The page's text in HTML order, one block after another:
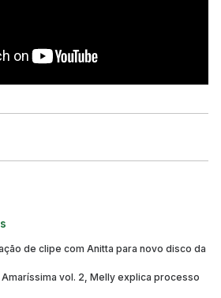
de clipe com Anitta para novo disco da
vol. 2, Melly explica processo